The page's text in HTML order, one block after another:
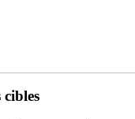
cibles